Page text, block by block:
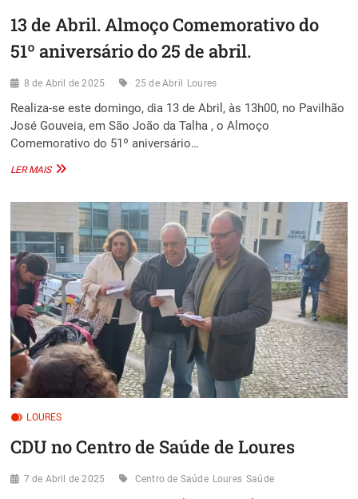
13 de Abril. Almoço Comemorativo do
51º aniversário do 25 de abril.
8 de Abril de 2025 25 de Abril Loures
Realiza-se este domingo, dia 13 de Abril, às 13h00, no Pavilhão
José Gouveia, em São João da Talha , o Almoço
Comemorativo do 51º aniversário…
LER MAIS13
ALMOÇO
COMEMORATIVO
DO
51º
ANIVERSÁRIO
DO
25
DE
ABRIL.
LOURES
CDU no Centro de Saúde de Loures
7 de Abril de 2025 Centro de Saúde Loures Saúde